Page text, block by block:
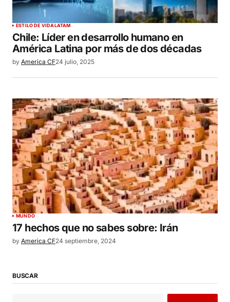
ESTILO DE VIDALATAM
Chile: Líder en desarrollo humano en
América Latina por más de dos décadas
by America CF24 julio, 2025
MUNDO
17 hechos que no sabes sobre: Irán
by America CF24 septiembre, 2024
BUSCAR